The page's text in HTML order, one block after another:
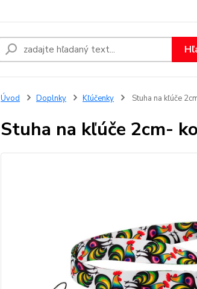
Úvod Doplnky Kľúčenky Stuha na kľúče
Stuha na kľúče 2cm-